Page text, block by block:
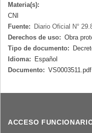
Materia(s):
CNI
Fuente:
Diario Oficial N°
Derechos de uso: Obra
Tipo de documento:
Idioma:
Español
Documento: VS0003511.pdf
ACCESO